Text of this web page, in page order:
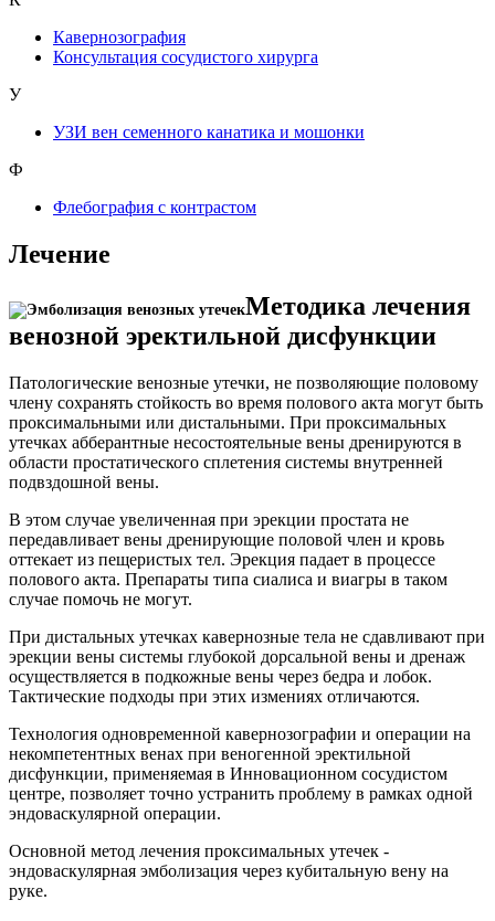
Кавернозография
Консультация сосудистого хирурга
У
УЗИ вен семенного канатика и мошонки
Ф
Флебография с контрастом
Лечение
Методика лечения
венозной эректильной дисфункции
Патологические венозные утечки, не позволяющие половому
члену сохранять стойкость во время полового акта могут быть
проксимальными или дистальными. При проксимальных
утечках абберантные несостоятельные вены дренируются в
области простатического сплетения системы внутренней
подвздошной вены.
В этом случае увеличенная при эрекции простата не
передавливает вены дренирующие половой член и кровь
оттекает из пещеристых тел. Эрекция падает в процессе
полового акта. Препараты типа сиалиса и виагры в таком
случае помочь не могут.
При дистальных утечках кавернозные тела не сдавливают при
эрекции вены системы глубокой дорсальной вены и дренаж
осуществляется в подкожные вены через бедра и лобок.
Тактические подходы при этих измениях отличаются.
Технология одновременной кавернозографии и операции на
некомпетентных венах при веногенной эректильной
дисфункции, применяемая в Инновационном сосудистом
центре, позволяет точно устранить проблему в рамках одной
эндоваскулярной операции.
Основной метод лечения проксимальных утечек -
эндоваскулярная эмболизация через кубитальную вену на
руке.